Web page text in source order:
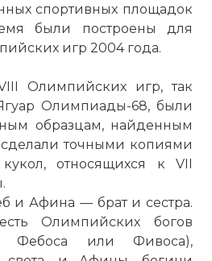
спортивных площадок
были построены для
игр 2004 года.
Олимпийских игр, так
Олимпиады-68, были
образцам, найденным
сделали точными копиями
кукол, относящихся к VII
и Афина — брат и сестра.
Олимпийских богов
Фебоса или Фивоса),